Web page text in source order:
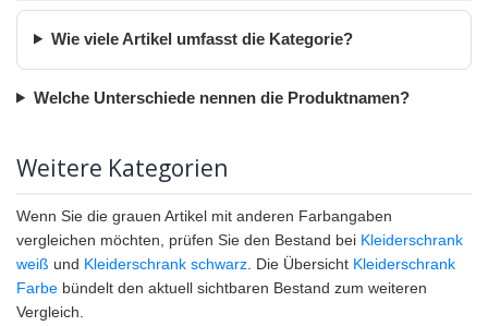
Wie viele Artikel umfasst die Kategorie?
Welche Unterschiede nennen die Produktnamen?
Weitere Kategorien
Wenn Sie die grauen Artikel mit anderen Farbangaben
vergleichen möchten, prüfen Sie den Bestand bei Kleiderschrank
weiß und Kleiderschrank schwarz . Die Übersicht Kleiderschrank
Farbe bündelt den aktuell sichtbaren Bestand zum weiteren
Vergleich.